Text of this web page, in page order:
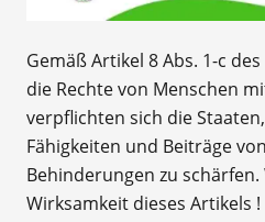
Liebe und Solidarität.
Gemäß Artikel 8 Abs. 1-c
die Rechte von Menschen
verpflichten sich die
Fähigkeiten und Beiträge
Behinderungen zu
Wirksamkeit dieses Artikels !